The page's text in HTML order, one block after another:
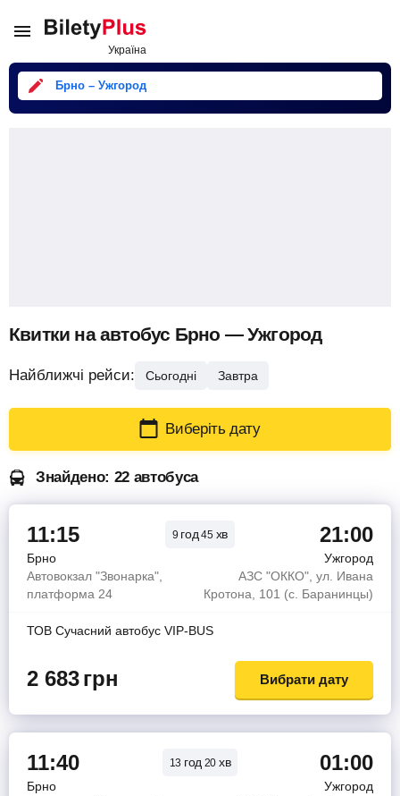
Брно – Ужгород
Квитки на автобус Брно — Ужгород
Найближчі рейси: Сьогодні Завтра
Виберіть дату
Знайдено: 22 автобуса
11:15 9 год45 хв 21:00
Брно
Ужгород
Автовокзал "Звонарка",
платформа 24
АЗС "ОККО", ул. Ивана
Кротона, 101 (с. Баранинцы)
ТОВ Сучасний автобус VIP-BUS
2 683грн Вибрати дату
11:40 13 год 20 хв 01:00
Брно
Ужгород